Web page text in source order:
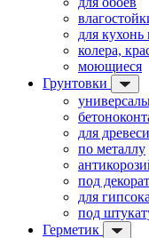
для
колера,
моющиеся
Грунтовки
для
по металлу
под
для
под
Герметик